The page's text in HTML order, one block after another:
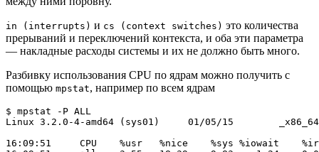
in (interrupts) и cs (context switches) это количества
прерываний и переключений контекста, и оба эти параметра
— накладные расходы системы и их не должно быть много.
Разбивку использования CPU по ядрам можно получить с
помощью mpstat, например по всем ядрам
$ mpstat -P ALL
Linux 3.2.0-4-amd64 (sys01) 	01/05/15 	_x86_64_	(16 CPU)
16:09:51     CPU    %usr   %nice    %sys %iowait